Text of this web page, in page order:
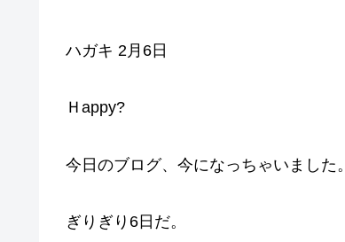
ハガキ 2月6日
Ｈappy?
今日のブログ、今になっちゃいました。
ぎりぎり6日だ。